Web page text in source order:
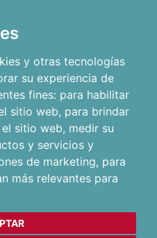
y otras tecnologías
su experiencia de
fines: para habilitar
sitio web, para brindar
sitio web, medir su
y servicios y
de marketing, para
más relevantes para